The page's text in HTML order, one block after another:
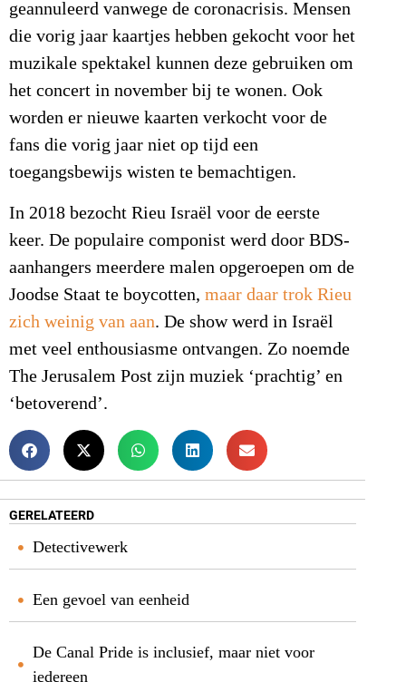
geannuleerd vanwege de coronacrisis. Mensen
die vorig jaar kaartjes hebben gekocht voor het
muzikale spektakel kunnen deze gebruiken om
het concert in november bij te wonen. Ook
worden er nieuwe kaarten verkocht voor de
fans die vorig jaar niet op tijd een
toegangsbewijs wisten te bemachtigen.
In 2018 bezocht Rieu Israël voor de eerste
keer. De populaire componist werd door BDS-
aanhangers meerdere malen opgeroepen om de
Joodse Staat te boycotten, maar daar trok Rieu
zich weinig van aan. De show werd in Israël
met veel enthousiasme ontvangen. Zo noemde
The Jerusalem Post zijn muziek ‘prachtig’ en
‘betoverend’.
GERELATEERD
Detectivewerk
Een gevoel van eenheid
De Canal Pride is inclusief, maar niet voor
iedereen